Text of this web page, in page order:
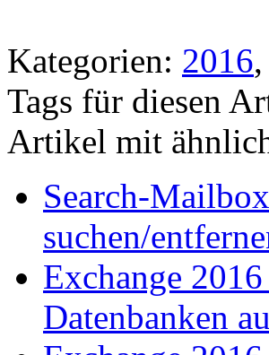
Kategorien: 2016,
Tags für diesen
Artikel mit
Search-
suchen/
Exchange
Datenbanken